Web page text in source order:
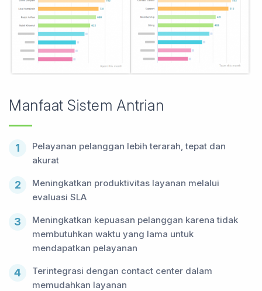
Manfaat Sistem Antrian
1
Pelayanan pelanggan lebih terarah, tepat dan
akurat
2
Meningkatkan produktivitas layanan melalui
evaluasi SLA
3
Meningkatkan kepuasan pelanggan karena tidak
membutuhkan waktu yang lama untuk
mendapatkan pelayanan
4
Terintegrasi dengan contact center dalam
memudahkan layanan